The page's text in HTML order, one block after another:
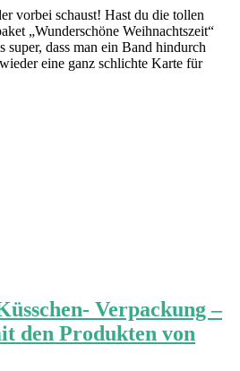
vorbei schaust! Hast du die tollen
„Wunderschöne Weihnachtszeit“
super, dass man ein Band hindurch
eine ganz schlichte Karte für
Verpackung –
den Produkten von